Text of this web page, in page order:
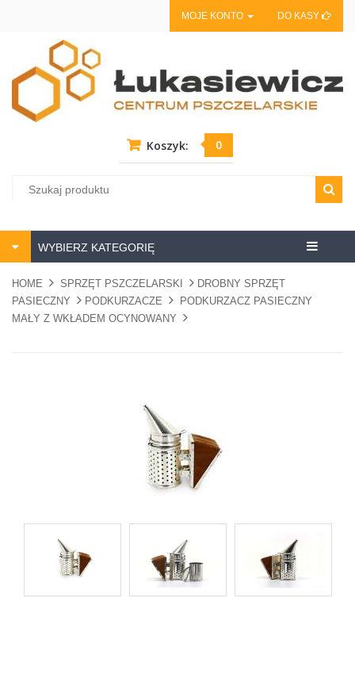
MOJE KONTO DO KASY
Koszyk: 0
Centrum
WYBIERZ KATEGORIĘ
HOME SPRZĘT PSZCZELARSKI
DROBNY SPRZĘT
PASIECZNY
PODKURZACZE
PODKURZACZ PASIECZNY
MAŁY Z WKŁADEM OCYNOWANY